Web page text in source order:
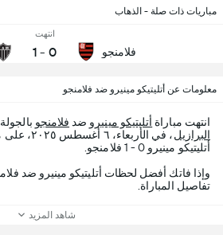
مباريات ذات صلة - الذهاب
فلامنجو
انتهت
0
-
1
معلومات عن أتليتيكو مينيرو ضد فلامنجو
انتهت مباراة أتليتيكو مينيرو ضد فلامنجو بالجولة 4th Stage من
البرازيل
أتليتيكو مينيرو 0 - 1 فلامنجو.
تفاصيل المباراة.
شاهد المزيد